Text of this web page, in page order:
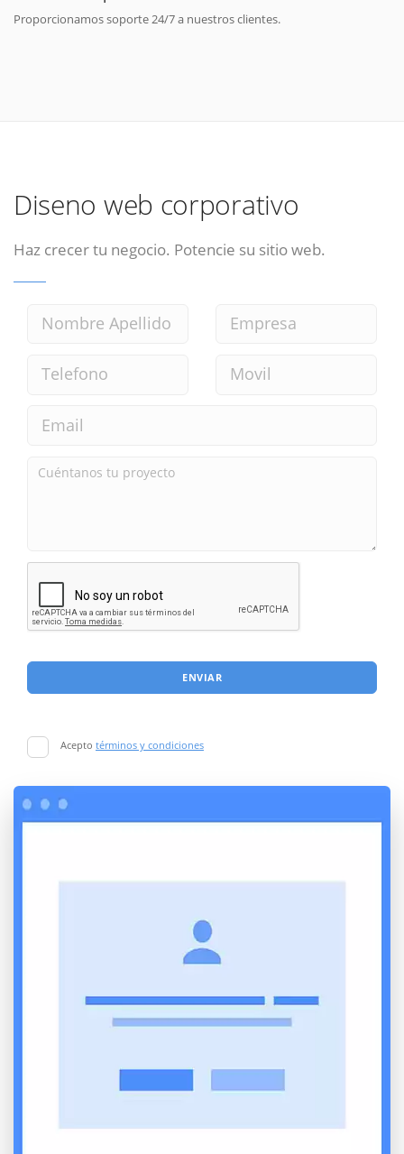
Proporcionamos soporte 24/7 a nuestros clientes.
Diseno web corporativo
Haz crecer tu negocio. Potencie su sitio web.
ENVIAR
Acepto términos y condiciones